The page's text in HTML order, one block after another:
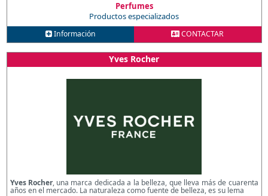
Perfumes
Productos especializados
Información CONTACTAR
Yves Rocher
Yves Rocher, una marca dedicada a la belleza, que lleva más de cuarenta
años en el mercado. La naturaleza como fuente de belleza, es su lema